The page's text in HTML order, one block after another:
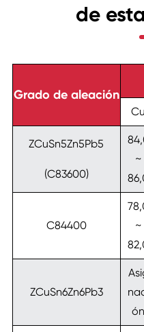
de
Grado de aleación
Cu
ZCuSn5Zn5Pb5
(C83600)
~
C84400
~
ZCuSn6Zn6Pb3
ón